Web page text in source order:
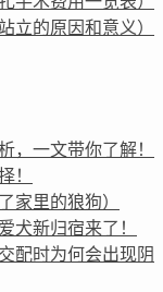
立的原因和意义）
，一文带你了解！
！
家里的狼狗）
犬新归宿来了！
配时为何会出现阴